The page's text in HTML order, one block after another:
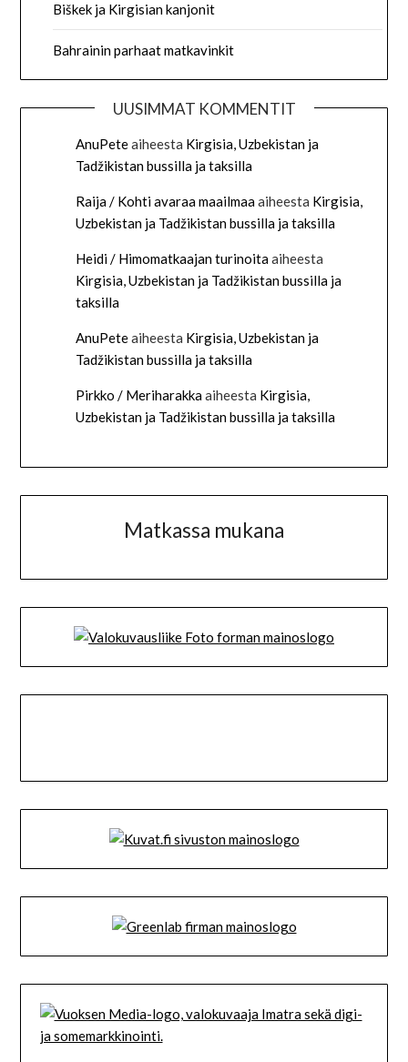
Biškek ja Kirgisian kanjonit
Bahrainin parhaat matkavinkit
UUSIMMAT KOMMENTIT
AnuPeteaiheesta Kirgisia, Uzbekistan ja
Tadžikistan bussilla ja taksilla
Raija / Kohti avaraa maailmaaaiheesta Kirgisia,
Uzbekistan ja Tadžikistan bussilla ja taksilla
Heidi / Himomatkaajan turinoitaaiheesta
Kirgisia, Uzbekistan ja Tadžikistan bussilla ja
taksilla
AnuPeteaiheesta Kirgisia, Uzbekistan ja
Tadžikistan bussilla ja taksilla
Pirkko / Meriharakkaaiheesta Kirgisia,
Uzbekistan ja Tadžikistan bussilla ja taksilla
Matkassa mukana